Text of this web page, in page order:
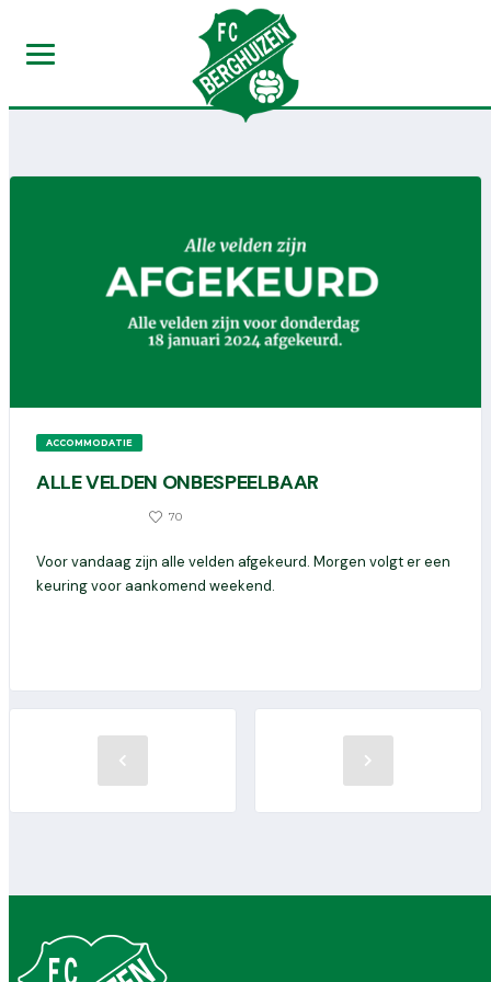
ACCOMMODATIE
ALLE VELDEN ONBESPEELBAAR
70
Voor vandaag zijn alle velden afgekeurd. Morgen volgt er een
keuring voor aankomend weekend.